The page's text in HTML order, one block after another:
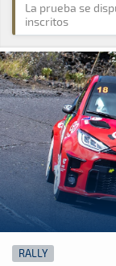
La prueba se
inscritos
RALLY